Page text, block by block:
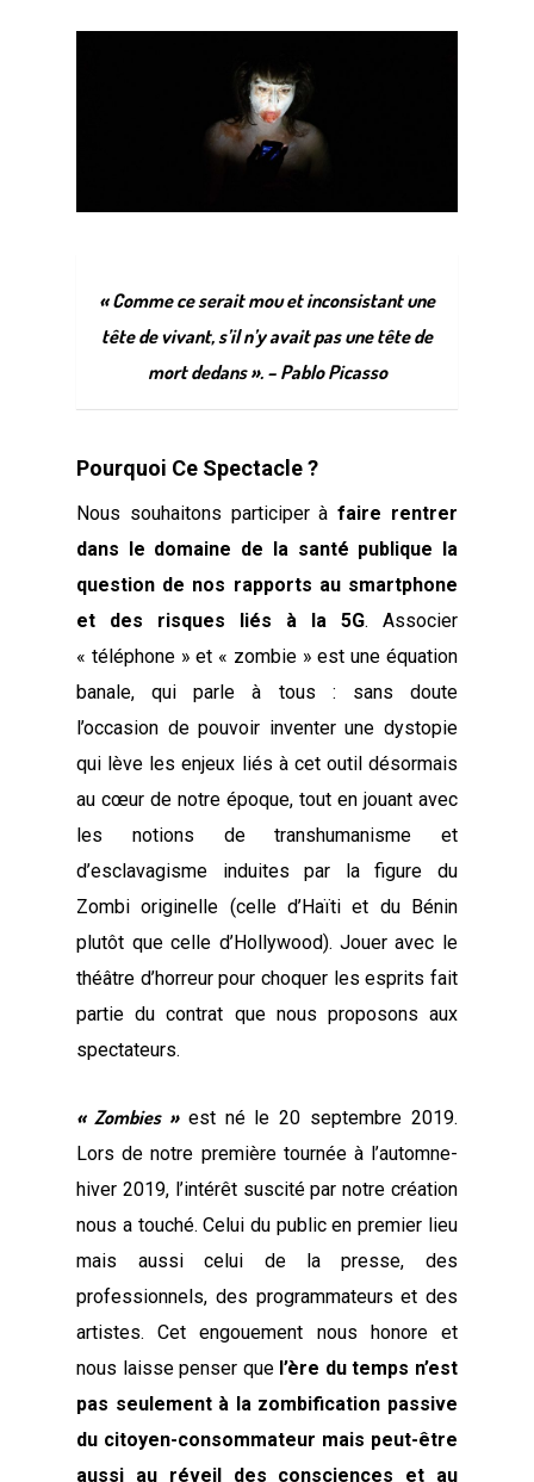
« Comme ce serait mou et inconsistant une
tête de vivant, s’il n’y avait pas une tête de
mort dedans ». – Pablo Picasso
Pourquoi Ce Spectacle ?
Nous souhaitons participer àfaire rentrer
dans le domaine de la santé publique la
question de nos rapports au smartphone
et des risques liés à la 5G. Associer
« téléphone » et « zombie » est une équation
banale, qui parle à tous : sans doute
l’occasion de pouvoir inventer une dystopie
qui lève les enjeux liés à cet outil désormais
au cœur de notre époque, tout en jouant avec
les notions de transhumanisme et
d’esclavagisme induites par la figure du
Zombi originelle (celle d’Haïti et du Bénin
plutôt que celle d’Hollywood). Jouer avec le
théâtre d’horreur pour choquer les esprits fait
partie du contrat que nous proposons aux
spectateurs.
« Zombies »est né le 20 septembre 2019.
Lors de notre première tournée à l’automne-
hiver 2019, l’intérêt suscité par notre création
nous a touché. Celui du public en premier lieu
mais aussi celui de la presse, des
professionnels, des programmateurs et des
artistes. Cet engouement nous honore et
nous laisse penser que l’ère du temps n’est
pas seulement à la zombification passive
du citoyen-consommateur mais peut-être
aussi au réveil des consciences et au